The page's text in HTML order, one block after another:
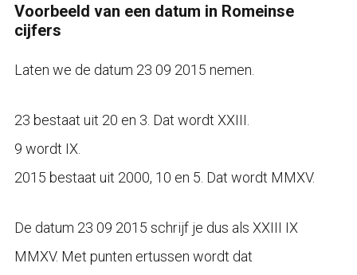
Voorbeeld van een datum in Romeinse
cijfers
Laten we de datum 23 09 2015 nemen.
23 bestaat uit 20 en 3. Dat wordt XXIII.
9 wordt IX.
2015 bestaat uit 2000, 10 en 5. Dat wordt MMXV.
De datum 23 09 2015 schrijf je dus als XXIII IX
MMXV. Met punten ertussen wordt dat